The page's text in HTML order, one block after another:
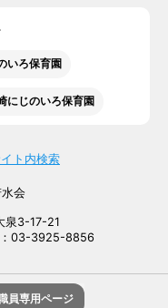
いろ保育園
にじのいろ保育園
3-17-21
03-3925-8856
員専用ページ